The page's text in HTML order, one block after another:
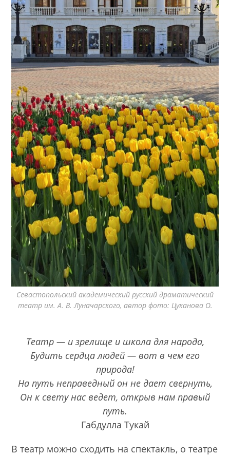
Севастопольский академический русский драматический
театр им. А. В. Луначарского, автор фото: Цуканова О.
Театр — и зрелище и школа для народа,
Будить сердца людей — вот в чем его
природа!
На путь неправедный он не дает свернуть,
Он к свету нас ведет, открыв нам правый
путь.
Габдулла Тукай
В театр можно сходить на спектакль, о театре